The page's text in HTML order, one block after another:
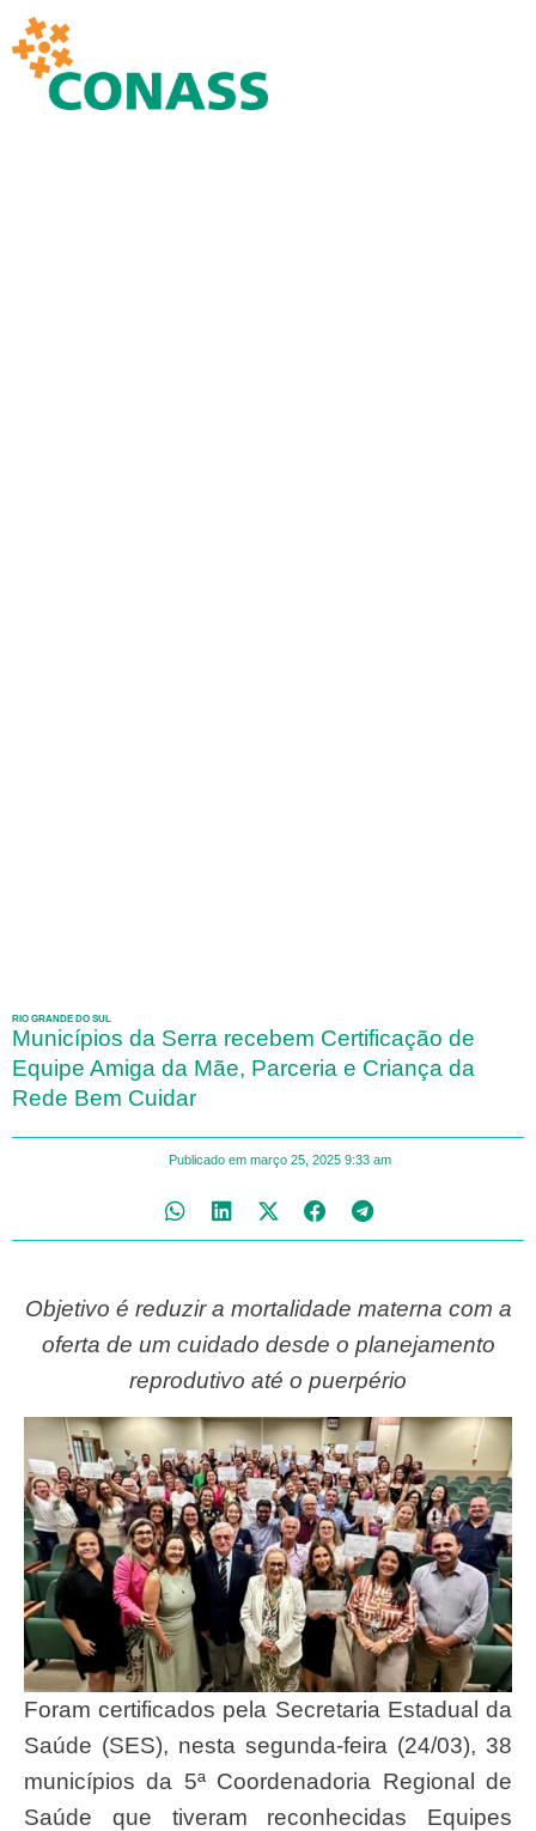
RIO GRANDE DO SUL
Municípios da Serra recebem Certificação de
Equipe Amiga da Mãe, Parceria e Criança da
Rede Bem Cuidar
Publicado em março 25, 2025 9:33 am
Objetivo é reduzir a mortalidade materna com a
oferta de um cuidado desde o planejamento
reprodutivo até o puerpério
Foram certificados pela Secretaria Estadual da
Saúde (SES), nesta segunda-feira (24/03), 38
municípios da 5ª Coordenadoria Regional de
Saúde que tiveram reconhecidas Equipes